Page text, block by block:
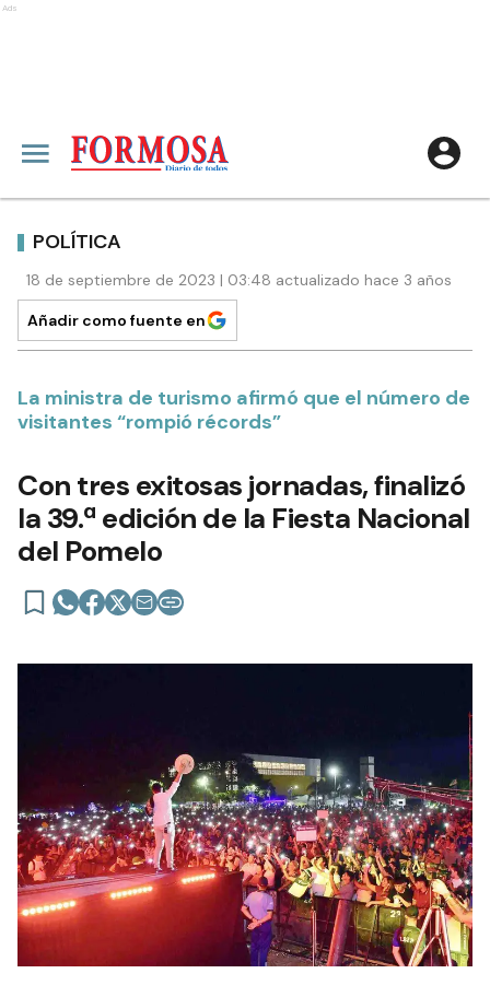
Ads
POLÍTICA
18 de septiembre de 2023 | 03:48 actualizado hace 3 años
Añadir como fuente en
La ministra de turismo afirmó que el número de
visitantes “rompió récords”
Con tres exitosas jornadas, finalizó
la 39.ª edición de la Fiesta Nacional
del Pomelo